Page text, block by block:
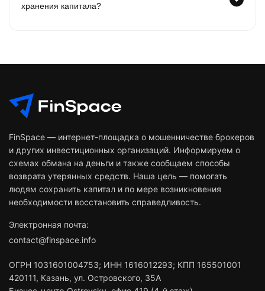
хранения капитала?
FinSpace — интернет-площадка о мошенничестве брокеров
и других инвестиционных организаций. Информируем о
схемах обмана на деньги и также сообщаем способы
возврата утерянных средств. Наша цель — помогать
людям сохранить капитал и по мере возникновения
необходимости восстановить справедливость.
Электронная почта:
contact@finspace.info
ОГРН 1031601004753; ИНН 1616012293; КПП 165501001
420111, Казань, ул. Островского, 35А